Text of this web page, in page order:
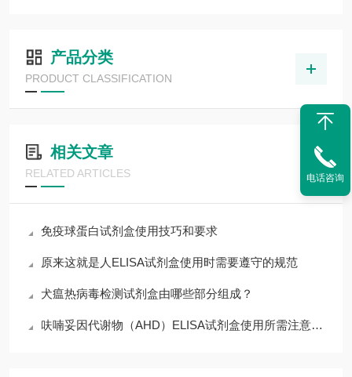
产品分类
PRODUCT CLASSIFICATION
相关文章
RELATED ARTICLES
免疫球蛋白试剂盒使用技巧和要求
原来这就是人ELISA试剂盒使用时需要遵守的规范
犬瘟热病毒检测试剂盒由哪些部分组成？
呋喃妥因代谢物（AHD）ELISA试剂盒使用所需注意的事项
电话咨询